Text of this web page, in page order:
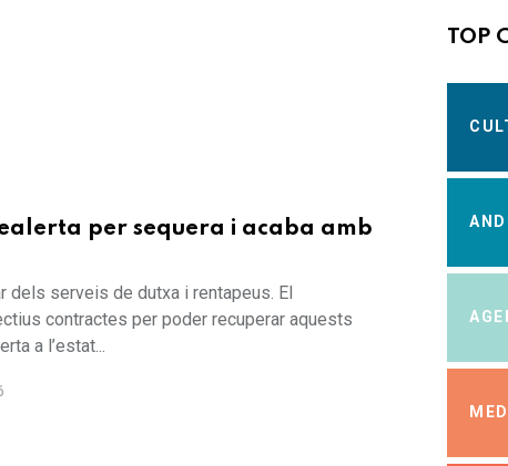
per sequera i acaba amb
dels serveis de dutxa i rentapeus. El
contractes per poder recuperar aquests
a l’estat...
TOP